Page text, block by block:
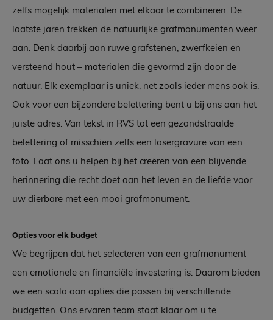
zelfs mogelijk materialen met elkaar te combineren. De
laatste jaren trekken de natuurlijke grafmonumenten weer
aan. Denk daarbij aan ruwe grafstenen, zwerfkeien en
versteend hout – materialen die gevormd zijn door de
natuur. Elk exemplaar is uniek, net zoals ieder mens ook is.
Ook voor een bijzondere belettering bent u bij ons aan het
juiste adres. Van tekst in RVS tot een gezandstraalde
belettering of misschien zelfs een lasergravure van een
foto. Laat ons u helpen bij het creëren van een blijvende
herinnering die recht doet aan het leven en de liefde voor
uw dierbare met een mooi grafmonument.
Opties voor elk budget
We begrijpen dat het selecteren van een grafmonument
een emotionele en financiële investering is. Daarom bieden
we een scala aan opties die passen bij verschillende
budgetten. Ons ervaren team staat klaar om u te